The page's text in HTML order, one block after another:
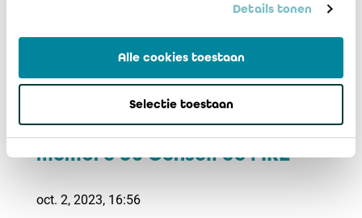
Details tonen
Alle cookies toestaan
Selectie toestaan
Inscrivez-vous à la cérémonie de
remise des Awards for Best
Belgian Sustainability Reports
oct. 3, 2023, 16:18
Décès d’Eric Mathay, ancien
membre du Conseil de l’IRE
oct. 2, 2023, 16:56